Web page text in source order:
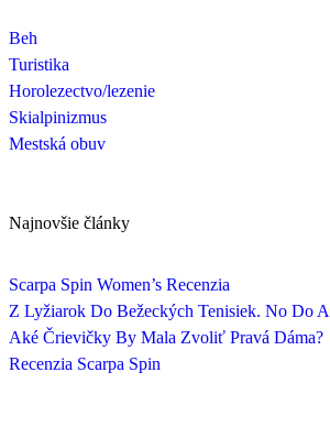
Beh
Turistika
Horolezectvo/lezenie
Skialpinizmus
Mestská obuv
Najnovšie články
Scarpa Spin Women’s Recenzia
Z Lyžiarok Do Bežeckých Tenisiek. No Do
Aké Črievičky By Mala Zvoliť Pravá Dáma?
Recenzia Scarpa Spin